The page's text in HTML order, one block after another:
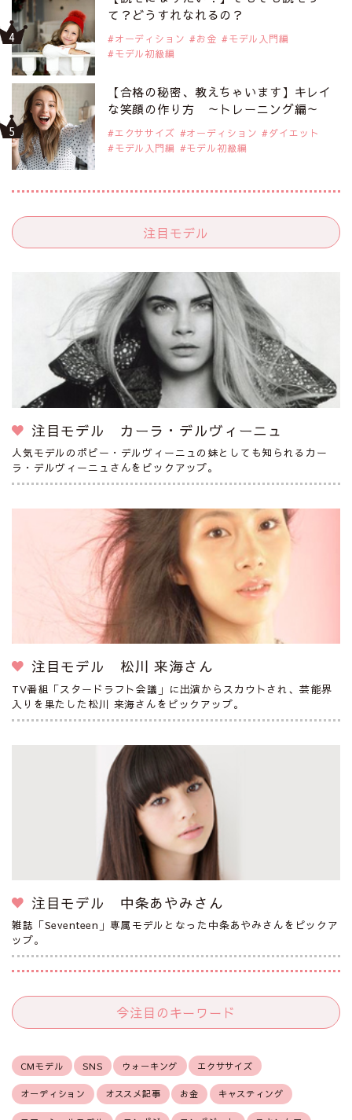
て？どうすれなれるの？
オーディション お金
モデル入門編
モデル初級編
【合格の秘密、教えちゃいます】キレイ
な笑顔の作り方 ～トレーニング編～
エクササイズ オーディション
ダイエット
モデル入門編
モデル初級編
注目モデル
注目モデル カーラ・デルヴィーニュ
人気モデルのポピー・デルヴィーニュの妹としても知られるカー
ラ・デルヴィーニュさんをピックアップ。
注目モデル 松川 来海さん
TV番組「スタードラフト会議」に出演からスカウトされ、芸能界
入りを果たした松川 来海さんをピックアップ。
注目モデル 中条あやみさん
雑誌「Seventeen」専属モデルとなった中条あやみさんをピックア
ップ。
今注目のキーワード
CMモデル SNS ウォーキング エクササイズ
オーディション オススメ記事 お金 キャスティング